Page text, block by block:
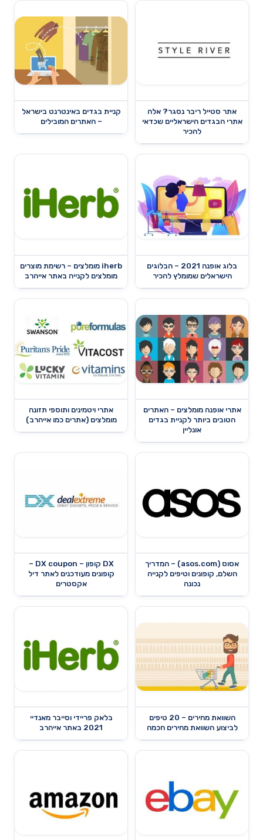
אתר סטייל ריבר נסגר? אלה
אתרי הבגדים הישראליים שכדאי
להכיר
קניית בגדים באינטרנט בישראל
– האתרים המובילים
בלוג אופנה 2021 – הבלוגים
הישראלים שמומלץ להכיר
iherb מומלצים – רשימת מוצרים
מומלצים לקנייה באתר אייהרב
אתרי אופנה מומלצים – האתרים
הטובים ביותר לקניית בגדים
אונליין
אתרי ויטמינים ותוספי תזונה
מומלצים (אתרים כמו אייהרב)
אסוס (asos.com) – המדריך
השלם, קופונים וטיפים לקנייה
נכונה
DX קופון – DX coupon –
קופונים מעודכנים לאתר דיל
אקסטרים
השוואת מחירים – 20 טיפים
לביצוע השוואת מחירים חכמה
בלאק פריידי וסייבר מאנדיי
2021 באתר אייהרב